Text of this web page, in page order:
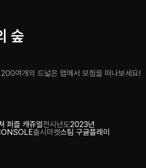
숲
여개의 드넓은 맵에서 모험을 떠나보세요!
퍼즐 캐쥬얼전시년도2023년
출시마켓스팀 구글플레이